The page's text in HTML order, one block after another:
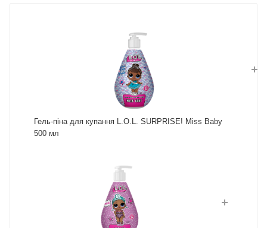
Гель-піна для купання L.O.L. SURPRISE! Miss Baby
500 мл